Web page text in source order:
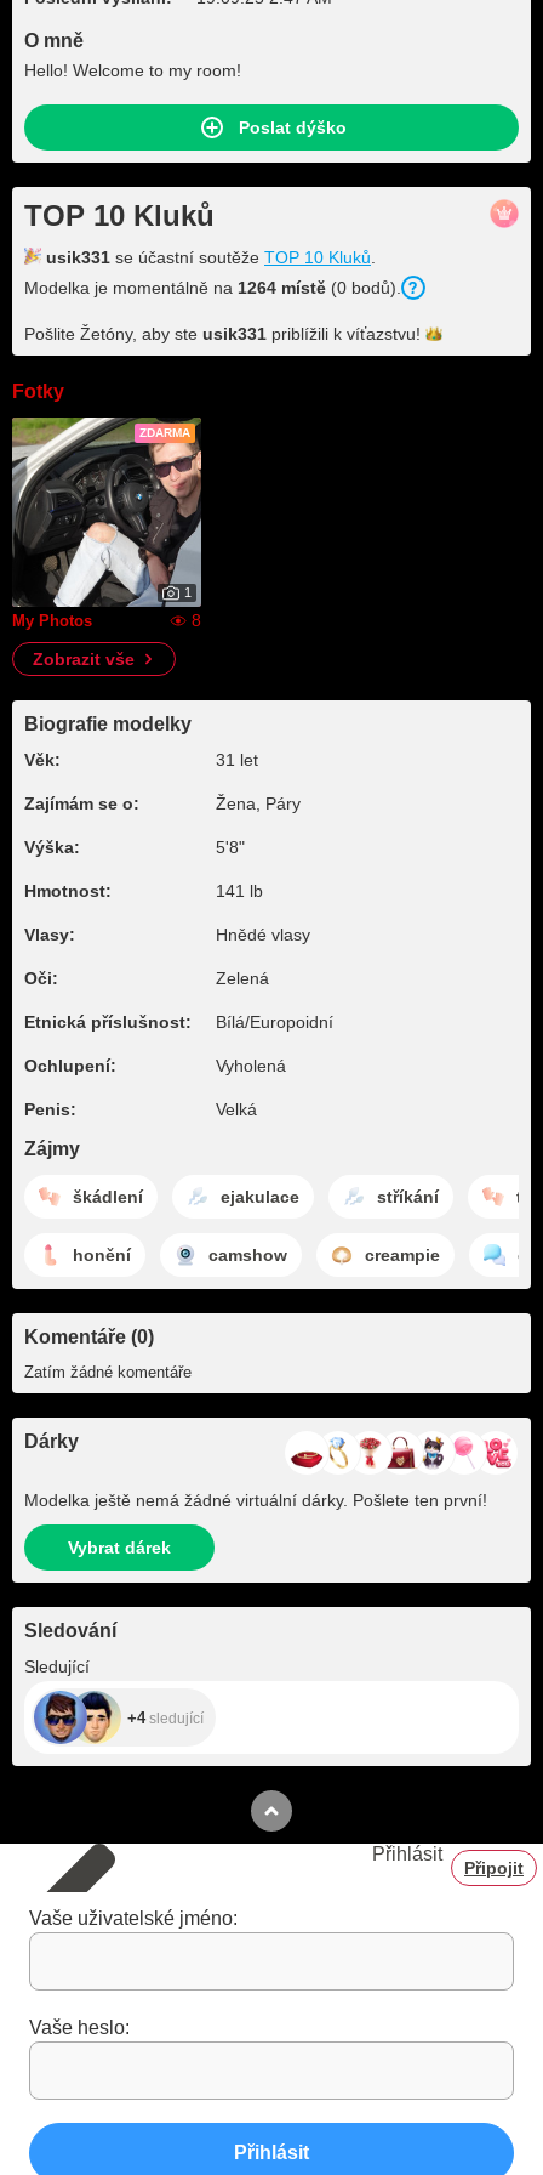
O mně
Hello! Welcome to my room!
Poslat dýško
TOP 10 Kluků
usik331 se účastní soutěže TOP 10 Kluků
Modelka je momentálně na 1264 místě (0 bodů).
Pošlite Žetóny, aby ste usik331 priblížili k víťazstvu!
Fotky
ZDARMA
1
My Photos
8
Zobrazit vše
Biografie modelky
Věk: 31 let
Zajímám se o: Žena, Páry
Výška: 5'8"
Hmotnost: 141 lb
Vlasy: Hnědé vlasy
Oči: Zelená
Etnická příslušnost: Bílá/Europoidní
Ochlupení: Vyholená
Penis: Velká
Zájmy
škádlení ejakulace stříkání
honění camshow creampie
Komentáře (0)
Zatím žádné komentáře
Dárky
Modelka ještě nemá žádné virtuální dárky. Pošlete ten první!
Vybrat dárek
Sledování
Sledující
+4sledující
Přihlásit
Připojit
Vaše uživatelské jméno:
Vaše heslo:
Přihlásit